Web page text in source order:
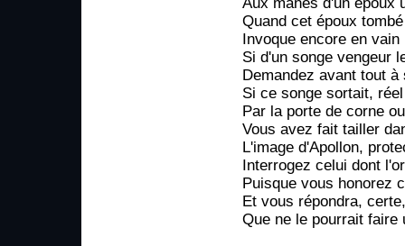
Quand cet époux
Invoque encore en
Si d'un songe vengeur
Demandez avant tout
Si ce songe sortait,
Par la porte de corne
Vous avez fait tailler
L'image d'Apollon,
Interrogez celui dont
Puisque vous honorez
Et vous répondra,
Que ne le pourrait faire